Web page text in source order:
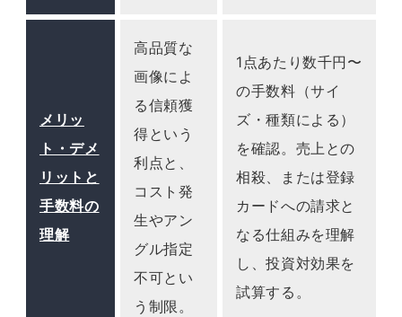
メリッ
ト・デメ
リットと
手数料の
理解
高品質な
画像によ
る信頼獲
得という
利点と、
コスト発
生やアン
グル指定
不可とい
う制限。
1点あたり数千円〜
の手数料（サイ
ズ・種類による）
を確認。売上との
相殺、または登録
カードへの請求と
なる仕組みを理解
し、投資対効果を
試算する。